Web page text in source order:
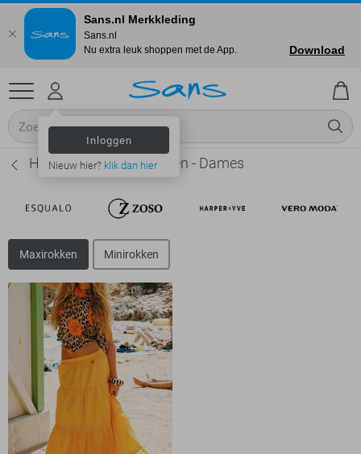
Inloggen
Nieuw hier? klik dan hier
Harper & Yve Maxirokken - Dames
Maxirokken Minirokken
Sans.nl Merkkleding
Sans.nl
Nu extra leuk shoppen met de App.
Download